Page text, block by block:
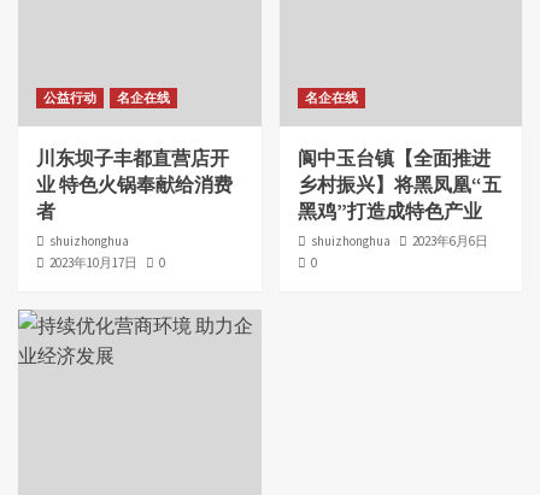
公益行动 名企在线
川东坝子丰都直营店开
业 特色火锅奉献给消费
者
shuizhonghua
2023年10月17日
0
名企在线
阆中玉台镇【全面推进
乡村振兴】将黑凤凰“五
黑鸡”打造成特色产业
shuizhonghua
2023年6月6日
0